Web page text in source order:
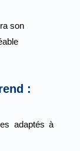
son
:
adaptés à